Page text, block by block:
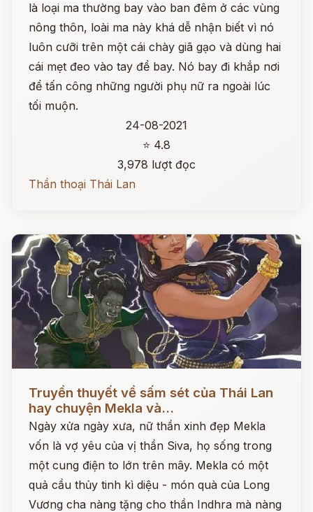
là loại ma thường bay vào ban đêm ở các vùng
nông thôn, loài ma này khá dễ nhận biết vì nó
luôn cưỡi trên một cái chày giã gạo và dùng hai
cái mẹt đeo vào tay để bay. Nó bay đi khắp nơi
để tấn công những người phụ nữ ra ngoài lúc
tối muộn.
24-08-2021
⭐ 4.8
3,978 lượt đọc
Thần thoại Thái Lan
Đọc ngay
Truyền thuyết về sấm sét của Thái Lan
hay chuyện Mekla và...
Ngày xửa ngày xưa, nữ thần xinh đẹp Mekla
vốn là vợ yêu của vị thần Siva, họ sống trong
một cung điện to lớn trên mây. Mekla có một
quả cầu thủy tinh kì diệu - món quà của Long
Vương cha nàng tặng cho thần Indhra mà nàng